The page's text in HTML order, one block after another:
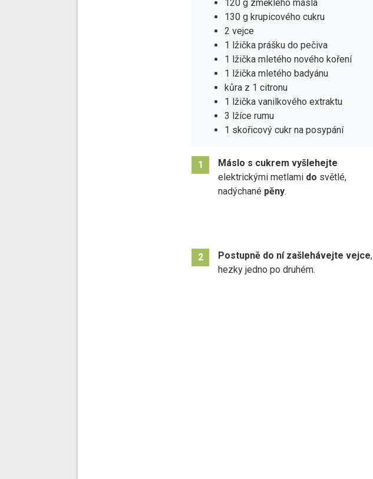
120 g změklého másla
130 g krupicového cukru
2 vejce
1 lžička prášku do pečiva
1 lžička mletého nového koření
1 lžička mletého badyánu
kůra z 1 citronu
1 lžička vanilkového extraktu
3 lžíce rumu
1 skořicový cukr na posypání
1
Máslo s cukrem vyšlehejte
elektrickými metlami do světlé,
nadýchané pěny.
2 Postupně do ní zašlehávejte vejce,
hezky jedno po druhém.